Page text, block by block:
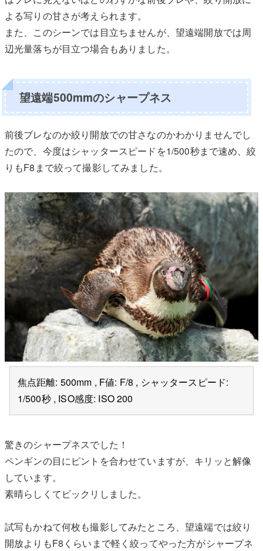
よる写りの甘さが考えられます。
また、このシーンでは目立ちませんが、望遠端開放では周
辺光量落ちが目立つ場合もありました。
望遠端500mmのシャープネス
前後ブレなのか絞り開放での甘さなのかわかりませんでし
たので、今度はシャッタースピードを1/500秒まで速め、絞
りもF8まで絞って撮影してみました。
焦点距離: 500mm , F値: F/8 , シャッタースピード:
1/500秒 , ISO感度: ISO 200
驚きのシャープネスでした！
ペンギンの目にピントを合わせていますが、キリッと解像
しています。
素晴らしくてビックリしました。
試写もかねて何枚も撮影してみたところ、望遠端では絞り
開放よりもF8くらいまで軽く絞ってやった方がシャープネ